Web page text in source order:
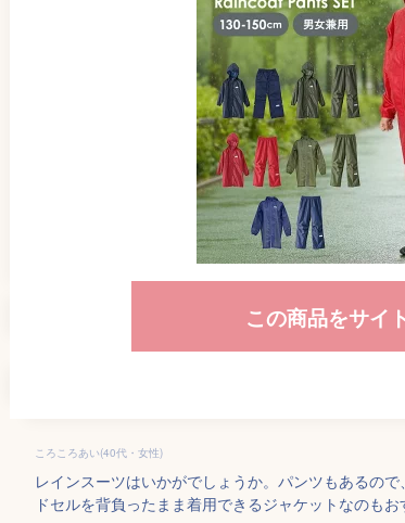
この商品をサイ
ころころあい(40代・女性)
レインスーツはいかがでしょうか。パンツもあるの
ドセルを背負ったまま着用できるジャケットなのもお